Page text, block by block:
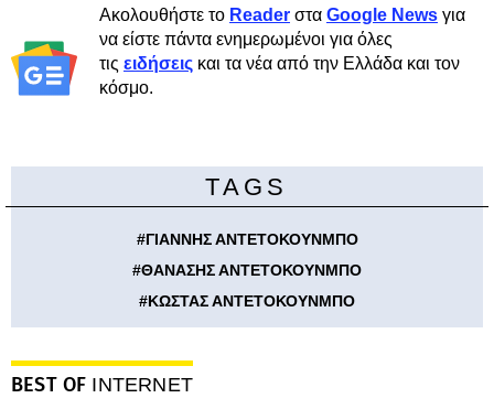
Ακολουθήστε το Reader στα Google News για
να είστε πάντα ενημερωμένοι για όλες
τις ειδήσεις και τα νέα από την Ελλάδα και τον
κόσμο.
TAGS
#ΓΙΑΝΝΗΣ ΑΝΤΕΤΟΚΟΥΝΜΠΟ
#ΘΑΝΑΣΗΣ ΑΝΤΕΤΟΚΟΥΝΜΠΟ
#ΚΩΣΤΑΣ ΑΝΤΕΤΟΚΟΥΝΜΠΟ
BEST OF INTERNET